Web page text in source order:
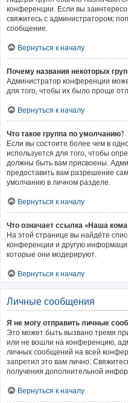
конференции. Если вы
свяжитесь с администратором;
сообщение.
Вернуться к началу
Почему названия некоторых
Администратор конференции
для того, чтобы их было проще
Вернуться к началу
Что такое группа по умолчанию?
Если вы состоите более чем в
используется для того, чтобы
должны быть вам присвоены.
предоставить вам разрешение
умолчанию в личном разделе.
Вернуться к началу
Что означает ссылка «Наша
На этой странице вы найдёте
конференции и другую
которые они модерируют.
Вернуться к началу
Личные сообщения
Я не могу отправить личные
Это может быть вызвано тремя
или не вошли на конференцию,
личных сообщений на всей
запретил это вам лично.
получения дополнительной
Вернуться к началу